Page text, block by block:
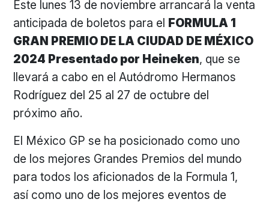
Este lunes 13 de noviembre arrancará la venta
anticipada de boletos para el FORMULA 1
GRAN PREMIO DE LA CIUDAD DE MÉXICO
2024 Presentado por Heineken, que se
llevará a cabo en el Autódromo Hermanos
Rodríguez del 25 al 27 de octubre del
próximo año.
El México GP se ha posicionado como uno
de los mejores Grandes Premios del mundo
para todos los aficionados de la Formula 1,
así como uno de los mejores eventos de